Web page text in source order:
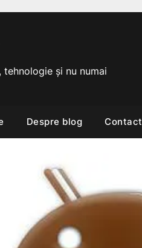
și nu numai
Despre blog Contact